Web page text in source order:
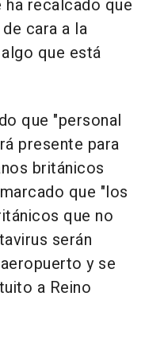
recalcado que
cara a la
que está
que "personal
presente para
británicos
que "los
que no
serán
y se
a Reino